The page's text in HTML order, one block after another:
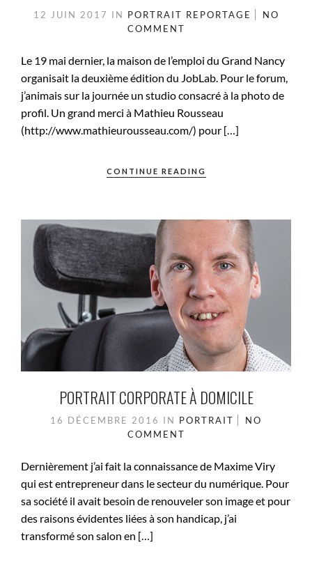
12 JUIN 2017 IN PORTRAIT REPORTAGE
NO
COMMENT
Le 19 mai dernier, la maison de l’emploi du Grand Nancy
organisait la deuxième édition du JobLab. Pour le forum,
j’animais sur la journée un studio consacré à la photo de
profil. Un grand merci à Mathieu Rousseau
(http://www.mathieurousseau.com/) pour […]
CONTINUE READING
PORTRAIT CORPORATE À DOMICILE
16 DÉCEMBRE 2016 IN PORTRAIT
NO
COMMENT
Dernièrement j’ai fait la connaissance de Maxime Viry
qui est entrepreneur dans le secteur du numérique. Pour
sa société il avait besoin de renouveler son image et pour
des raisons évidentes liées à son handicap, j’ai
transformé son salon en […]